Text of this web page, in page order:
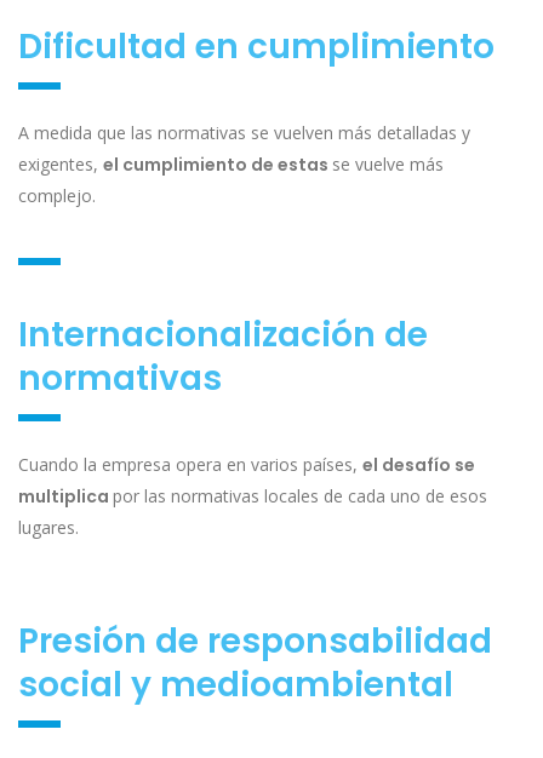
Dificultad en cumplimiento
A medida que las normativas se vuelven más detalladas y
exigentes, el cumplimiento de estas se vuelve más
complejo.
Internacionalización de
normativas
Cuando la empresa opera en varios países, el desafío se
multiplica por las normativas locales de cada uno de esos
lugares.
Presión de responsabilidad
social y medioambiental